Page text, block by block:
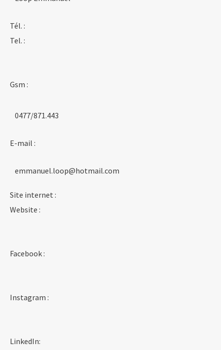
Tél. :
Tel. :
Gsm :
0477/871.443
E-mail :
emmanuel.loop@hotmail.com
Site internet :
Website :
Facebook :
Instagram :
LinkedIn: